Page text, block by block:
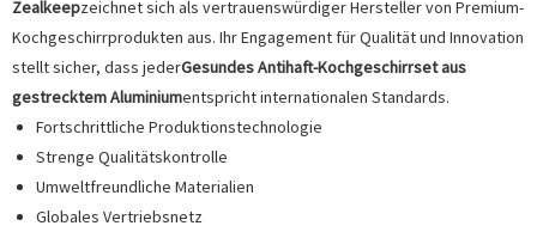
Zealkeepzeichnet sich als vertrauenswürdiger Hersteller von Premium-
Kochgeschirrprodukten aus. Ihr Engagement für Qualität und Innovation
stellt sicher, dass jederGesundes Antihaft-Kochgeschirrset aus
gestrecktem Aluminiumentspricht internationalen Standards.
Fortschrittliche Produktionstechnologie
Strenge Qualitätskontrolle
Umweltfreundliche Materialien
Globales Vertriebsnetz